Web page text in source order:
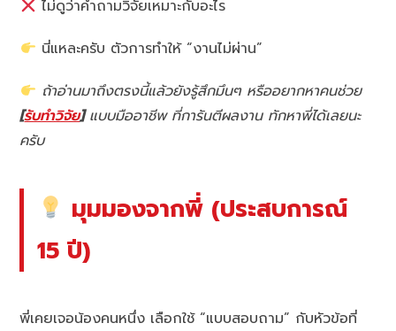
ไม่ดูว่าคำถามวิจัยเหมาะกับอะไร
นี่แหละครับ ตัวการทำให้ “งานไม่ผ่าน”
ถ้าอ่านมาถึงตรงนี้แล้วยังรู้สึกมึนๆ หรืออยากหาคนช่วย
[รับทำวิจัย]แบบมืออาชีพ ที่การันตีผลงาน ทักหาพี่ได้เลยนะ
ครับ
มุมมองจากพี่ (ประสบการณ์
15 ปี)
พี่เคยเจอน้องคนหนึ่ง เลือกใช้ “แบบสอบถาม” กับหัวข้อที่